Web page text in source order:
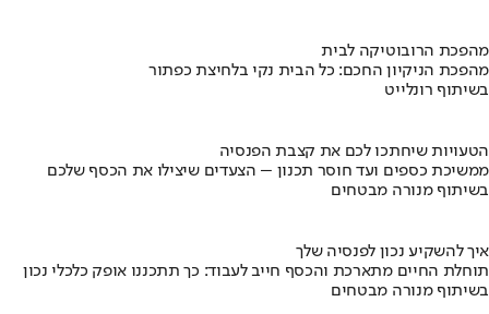
מהפכת הרובוטיקה לבית
מהפכת הניקיון החכם: כל הבית נקי בלחיצת כפתור
בשיתוף רונלייט
הטעויות שיחתכו לכם את קצבת הפנסיה
ממשיכת כספים ועד חוסר תכנון – הצעדים שיצילו את הכסף שלכם
בשיתוף מנורה מבטחים
איך להשקיע נכון לפנסיה שלך
תוחלת החיים מתארכת והכסף חייב לעבוד: כך תתכננו אופק כלכלי נכון
בשיתוף מנורה מבטחים